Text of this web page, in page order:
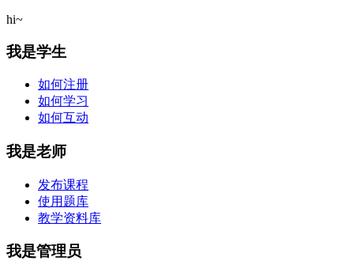
hi~
我是学生
如何注册
如何学习
如何互动
我是老师
发布课程
使用题库
教学资料库
我是管理员